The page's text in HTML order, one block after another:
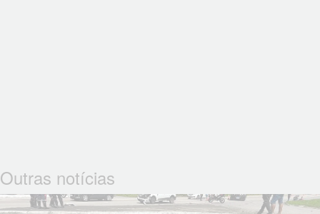
Outras notícias